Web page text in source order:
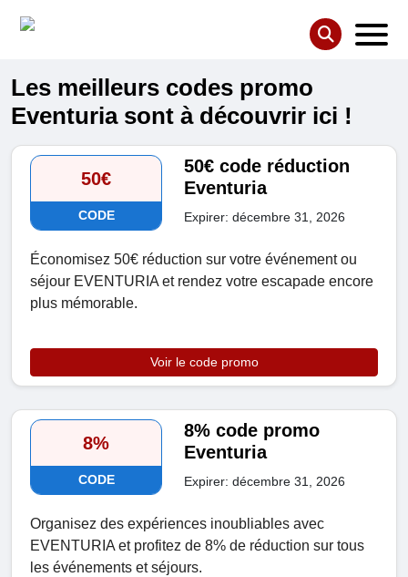
Les meilleurs codes promo
Eventuria sont à découvrir ici !
50€
CODE
50€ code réduction
Eventuria
Expirer: décembre 31, 2026
Économisez 50€ réduction sur votre événement ou
séjour EVENTURIA et rendez votre escapade encore
plus mémorable.
Voir le code promo
8%
CODE
8% code promo
Eventuria
Expirer: décembre 31, 2026
Organisez des expériences inoubliables avec
EVENTURIA et profitez de 8% de réduction sur tous
les événements et séjours.